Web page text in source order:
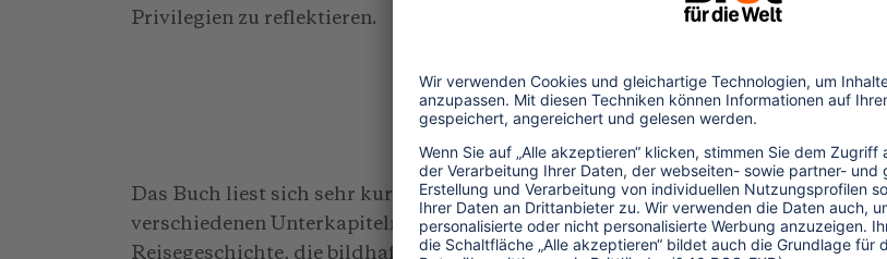
Privilegien zu reflektieren.
Das Buch liest sich sehr kurzweilig, weil es aus einzelnen Kapiteln und
verschiedenen Unterkapiteln besteht: Zu Beginn jedes Kapitels steht eine
Reisegeschichte, die bildhaft auf die jeweilige Thematik einstimmt. Kritisch, mit